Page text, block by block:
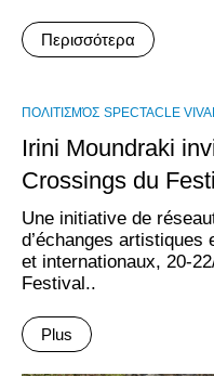
Περισσότερα
ΠΟΛΙΤΙΣΜΌΣ SPECTACLE
Irini Moundraki
Crossings du
Une initiative de
d’échanges
et internationaux, 20-
Festival..
Plus